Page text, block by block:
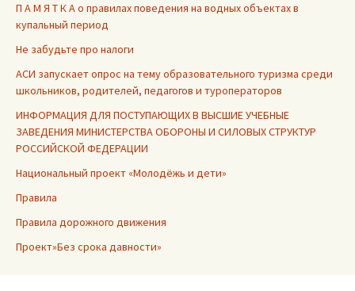
П А М Я Т К А о правилах поведения на водных объектах в
купальный период
Не забудьте про налоги
АСИ запускает опрос на тему образовательного туризма среди
школьников, родителей, педагогов и туроператоров
ИНФОРМАЦИЯ ДЛЯ ПОСТУПАЮЩИХ В ВЫСШИЕ УЧЕБНЫЕ
ЗАВЕДЕНИЯ МИНИСТЕРСТВА ОБОРОНЫ И СИЛОВЫХ СТРУКТУР
РОССИЙСКОЙ ФЕДЕРАЦИИ
Национальный проект «Молодёжь и дети»
Правила
Правила дорожного движения
Проект»Без срока давности»